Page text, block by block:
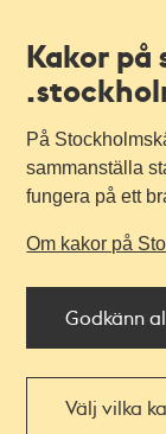
Kakor
På
sammanställa
fungera på ett
Om kakor på
Godkänn
Välj vilka